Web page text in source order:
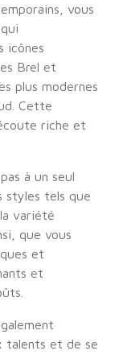
vous
icônes
Brel et
plus modernes
Cette
riche et
à un seul
styles tels que
variété
que vous
et
et
talents et de se